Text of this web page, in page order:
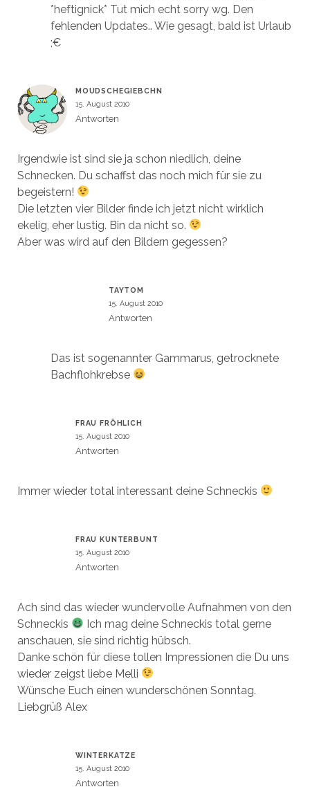
*heftignick* Tut mich echt sorry wg. Den
fehlenden Updates.. Wie gesagt, bald ist Urlaub
;€
MOUDSCHEGIEBCHN
15. August 2010
Antworten
Irgendwie ist sind sie ja schon niedlich, deine
Schnecken. Du schaffst das noch mich für sie zu
begeistern!
Die letzten vier Bilder finde ich jetzt nicht wirklich
ekelig, eher lustig. Bin da nicht so.
Aber was wird auf den Bildern gegessen?
TAYTOM
15. August 2010
Antworten
Das ist sogenannter Gammarus, getrocknete
Bachflohkrebse
FRAU FRÖHLICH
15. August 2010
Antworten
Immer wieder total interessant deine Schneckis
FRAU KUNTERBUNT
15. August 2010
Antworten
Ach sind das wieder wundervolle Aufnahmen von den
Schneckis
Ich mag deine Schneckis total gerne
anschauen, sie sind richtig hübsch.
Danke schön für diese tollen Impressionen die Du uns
wieder zeigst liebe Melli
Wünsche Euch einen wunderschönen Sonntag.
Liebgrüß Alex
WINTERKATZE
15. August 2010
Antworten